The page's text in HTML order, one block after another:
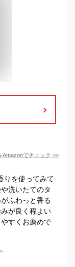
Amazonでチェック >>
りを使ってみて
洗いたてのタ
ふわっと香る
が良く程よい
すくお薦めで